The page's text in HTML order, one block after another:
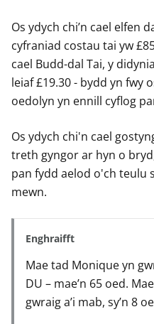
Os ydych chi’n cael elfen
cyfraniad costau tai yw
cael Budd-dal Tai, y
leiaf £19.30 - bydd yn fwy
oedolyn yn ennill cyflog
Os ydych chi'n cael
treth gyngor ar hyn o
pan fydd aelod o'ch teulu
mewn.
Enghraifft
Mae tad Monique yn
DU – mae’n 65 oed.
gwraig a’i mab, sy’n 8